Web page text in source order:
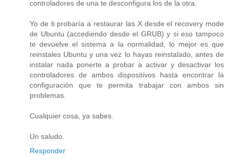
controladores de una te desconfigura los de la otra.
Yo de ti probaría a restaurar las X desde el recovery mode
de Ubuntu (accediendo desde el GRUB) y si eso tampoco
te devuelve el sistema a la normalidad, lo mejor es que
reinstales Ubuntu y una vez lo hayas reinstalado, antes de
instalar nada ponerte a probar a activar y desactivar los
controladores de ambos dispositivos hasta encontrar la
configuración que te permita trabajar con ambos sin
problemas.
Cualquier cosa, ya sabes.
Un saludo.
Responder